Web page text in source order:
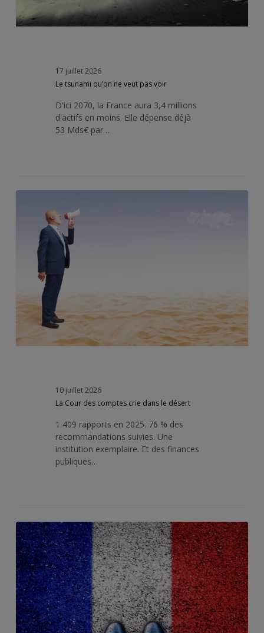
17 juillet 2026
Le tsunami qu’on ne veut pas voir
D'ici 2070, la France aura 3,4 millions
d'actifs en moins. Elle dépense déjà
53 Mds€ par…
comptes
désert
10 juillet 2026
La Cour des comptes crie dans le désert
1 409 rapports en 2025. 76 % des
recommandations suivies. Une
institution exemplaire. Et des finances
publiques…
Ni
de
droite,
ni
de
gauche
(et
la
suite)